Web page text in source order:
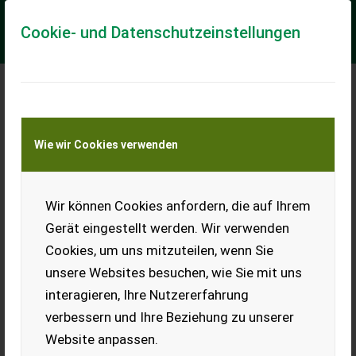
Cookie- und Datenschutzeinstellungen
Wie wir Cookies verwenden
Wir können Cookies anfordern, die auf Ihrem
Gerät eingestellt werden. Wir verwenden
Cookies, um uns mitzuteilen, wenn Sie
unsere Websites besuchen, wie Sie mit uns
interagieren, Ihre Nutzererfahrung
verbessern und Ihre Beziehung zu unserer
Website anpassen.
Meine Transportkostenanfrage
Transport von Land- und Baumaschinen –
KEINE Tiertransporte
Sonstige Joker-Haken ASH.4T.000.1.G.SP
Joker-Haken ASH.4T.000.1.G.SP
einfach melden